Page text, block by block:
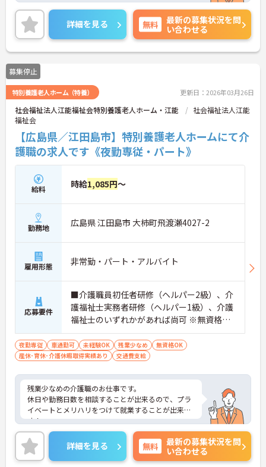
また日勤勤務のみというのも相談可能です。
ご興味ある方には、面接対策ポイントなど、さらに
詳細をお話しいたしますのでお気軽にご相談くださ
い！
詳細を見る 無料
最新の募集状況を問
い合わせる
募集停止
特別養護老人ホーム（特養） 更新日：2026年03月26日
社会福祉法人江能福祉会特別養護老人ホーム・江能
社会福祉法人江能
福祉会
【広島県／江田島市】特別養護老人ホームにて介
護職の求人です《夜勤専従・パート》
給料 時給1,085円～
勤務地 広島県 江田島市 大柿町飛渡瀬4027-2
雇用形態 非常勤・パート・アルバイト
応募要件
■介護職員初任者研修（ヘルパー2級）、介
護福祉士実務者研修（ヘルパー1級）、介護
福祉士のいずれかがあれば尚可 ※無資格・
未経験相談可
夜勤専従 車通勤可 未経験OK 残業少なめ
無資格OK
産休･育休･介護休暇取得実績あり
交通費支給
残業少なめの介護職のお仕事です。
休日や勤務日数を相談することが出来るので、プラ
イベートとメリハリをつけて就業することが出来ま
す！
ご興味ある方には、面接対策ポイントなど、さらに
詳細をお話しいたしますのでお気軽にご相談くださ
い！
詳細を見る 無料
最新の募集状況を問
い合わせる